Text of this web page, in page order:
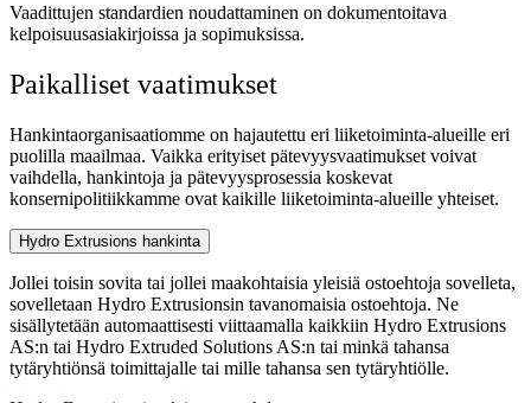
Vaadittujen standardien noudattaminen on dokumentoitava
kelpoisuusasiakirjoissa ja sopimuksissa.
Paikalliset vaatimukset
Hankintaorganisaatiomme on hajautettu eri liiketoiminta-alueille eri
puolilla maailmaa. Vaikka erityiset pätevyysvaatimukset voivat
vaihdella, hankintoja ja pätevyysprosessia koskevat
konsernipolitiikkamme ovat kaikille liiketoiminta-alueille yhteiset.
Hydro Extrusions hankinta
Jollei toisin sovita tai jollei maakohtaisia yleisiä ostoehtoja sovelleta,
sovelletaan Hydro Extrusionsin tavanomaisia ostoehtoja. Ne
sisällytetään automaattisesti viittaamalla kaikkiin Hydro Extrusions
AS:n tai Hydro Extruded Solutions AS:n tai minkä tahansa
tytäryhtiönsä toimittajalle tai mille tahansa sen tytäryhtiölle.